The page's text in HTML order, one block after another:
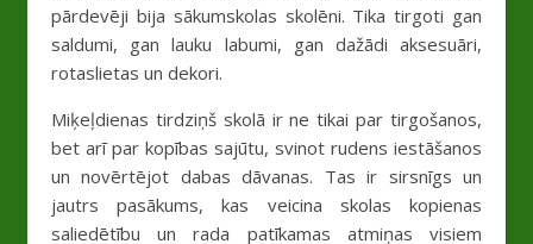
pārdevēji bija sākumskolas skolēni. Tika tirgoti gan
saldumi, gan lauku labumi, gan dažādi aksesuāri,
rotaslietas un dekori.
Miķeļdienas tirdziņš skolā ir ne tikai par tirgošanos,
bet arī par kopības sajūtu, svinot rudens iestāšanos
un novērtējot dabas dāvanas. Tas ir sirsnīgs un
jautrs pasākums, kas veicina skolas kopienas
saliedētību un rada patīkamas atmiņas visiem